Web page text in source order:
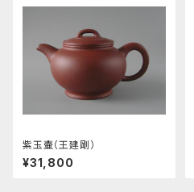
紫玉壷（王建剛）
¥31,800